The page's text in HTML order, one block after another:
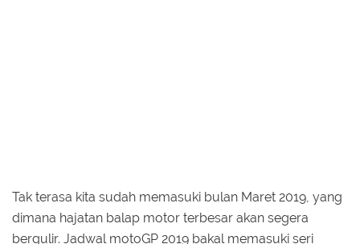
Tak terasa kita sudah memasuki bulan Maret 2019, yang
dimana hajatan balap motor terbesar akan segera
bergulir. Jadwal motoGP 2019 bakal memasuki seri